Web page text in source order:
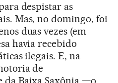
despistar as
Mas, no domingo, foi
duas vezes (em
havia recebido
ilegais. E, na
de
da Baixa Saxônia —o